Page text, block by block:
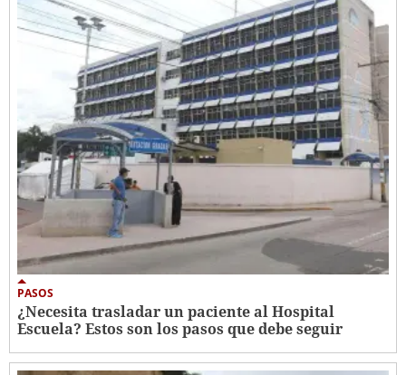
PASOS
¿Necesita trasladar un paciente al Hospital
Escuela? Estos son los pasos que debe seguir